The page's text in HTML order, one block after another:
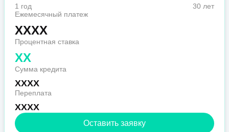
1 год
30 лет
Ежемесячный платеж
XXXX
Процентная ставка
XX
Сумма кредита
XXXX
Переплата
XXXX
Оставить заявку